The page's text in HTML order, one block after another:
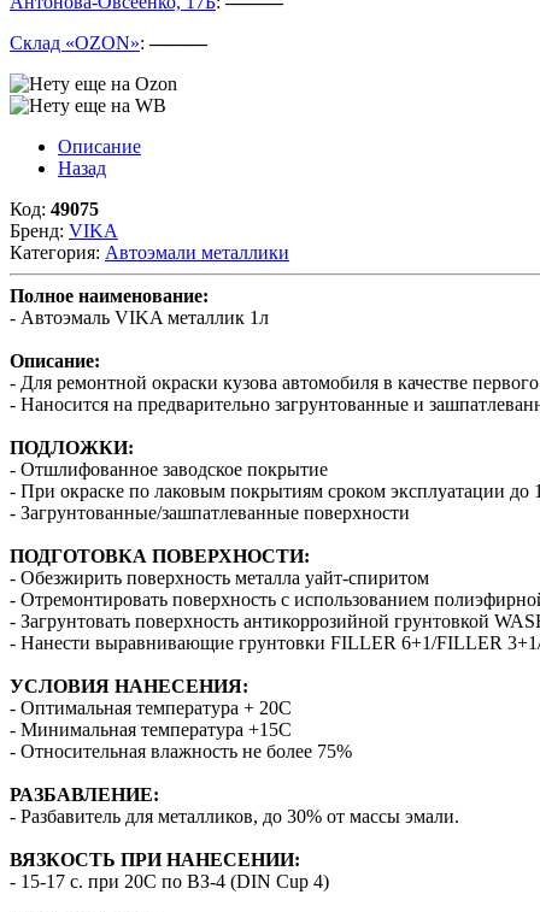
Склад «OZON»:———
Описание
Назад
Код: 49075
Бренд: VIKA
Категория: Автоэмали металлики
Полное наименование:
- Автоэмаль VIKA металлик 1л
Описание:
- Для ремонтной окраски кузова автомобиля в качестве
- Наносится на предварительно загрунтованные и
ПОДЛОЖКИ:
- Отшлифованное заводское покрытие
- При окраске по лаковым покрытиям сроком эксплуатации
- Загрунтованные/зашпатлеванные поверхности
ПОДГОТОВКА ПОВЕРХНОСТИ:
- Обезжирить поверхность металла уайт-спиритом
- Отремонтировать поверхность с использованием
- Загрунтовать поверхность антикоррозийной грунтовкой
- Нанести выравнивающие грунтовки FILLER 6+1/FILLER
УСЛОВИЯ НАНЕСЕНИЯ:
- Оптимальная температура + 20С
- Минимальная температура +15С
- Относительная влажность не более 75%
РАЗБАВЛЕНИЕ:
- Разбавитель для металликов, до 30% от массы эмали.
ВЯЗКОСТЬ ПРИ НАНЕСЕНИИ:
- 15-17 с. при 20С по ВЗ-4 (DIN Cup 4)